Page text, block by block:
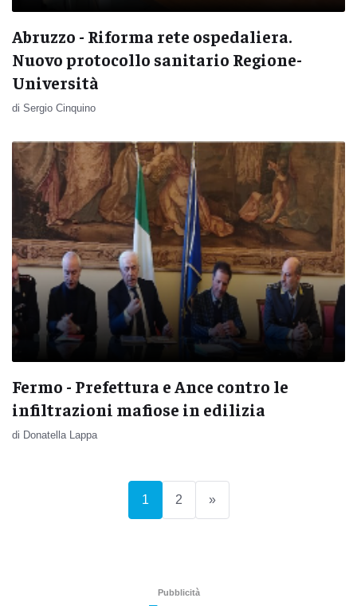
Abruzzo - Riforma rete ospedaliera.
Nuovo protocollo sanitario Regione-
Università
di Sergio Cinquino
Fermo - Prefettura e Ance contro le
infiltrazioni mafiose in edilizia
di Donatella Lappa
1 (current)
2 »
Pubblicità